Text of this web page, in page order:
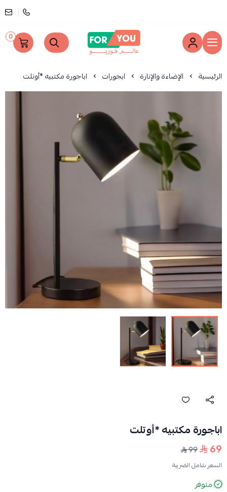
عالم فوريو
0
الرئيسية الإضاءة والإنارة ابجورات اباجورة مكتبيه *أوتلت
اباجورة مكتبيه *أوتلت
69
99
السعر شامل الضريبة
متوفر